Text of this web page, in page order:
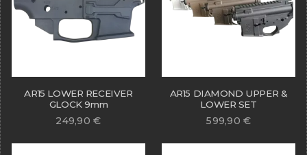
AR15 LOWER RECEIVER
GLOCK 9mm
249,90€
AR15 DIAMOND UPPER &
LOWER SET
599,90€